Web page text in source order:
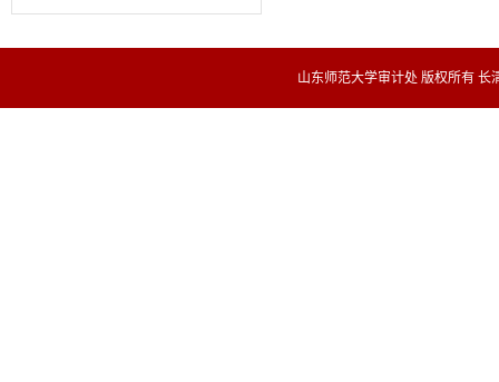
山东师范大学审计处 版权所有 长